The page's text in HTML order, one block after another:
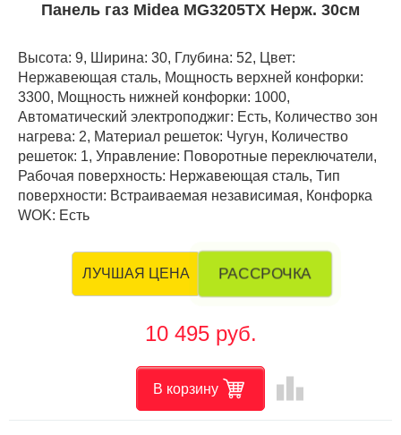
Панель газ Midea MG3205TX Нерж. 30см
Высота: 9, Ширина: 30, Глубина: 52, Цвет:
Нержавеющая сталь, Мощность верхней конфорки:
3300, Мощность нижней конфорки: 1000,
Автоматический электроподжиг: Есть, Количество зон
нагрева: 2, Материал решеток: Чугун, Количество
решеток: 1, Управление: Поворотные переключатели,
Рабочая поверхность: Нержавеющая сталь, Тип
поверхности: Встраиваемая независимая, Конфорка
WOK: Есть
ЛУЧШАЯ ЦЕНА РАССРОЧКА
10 495 руб.
В корзину leaderboard